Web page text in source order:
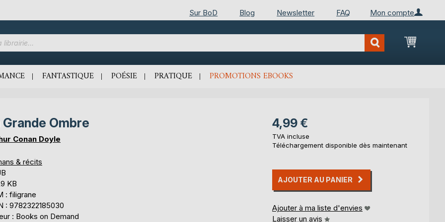
Mon compte
Sur BoD Blog Newsletter FAQ
Mon
FANTASTIQUE POÉSIE PRATIQUE PROMOTIONS EBOOKS
Grande Ombre
Conan Doyle
& récits
KB
: filigrane
: 9782322185030
: Books on Demand
4,99 €
TVA incluse
Téléchargement disponible dès maintenant
AJOUTER AU PANIER
Ajouter à ma liste d'envies
Laisser un avis